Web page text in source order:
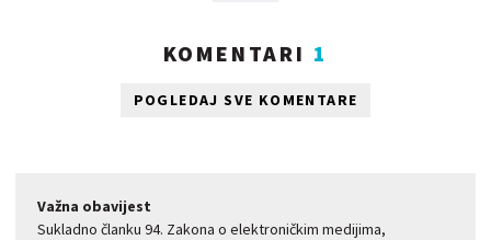
KOMENTARI 1
POGLEDAJ SVE KOMENTARE
Važna obavijest
Sukladno članku 94. Zakona o elektroničkim medijima,